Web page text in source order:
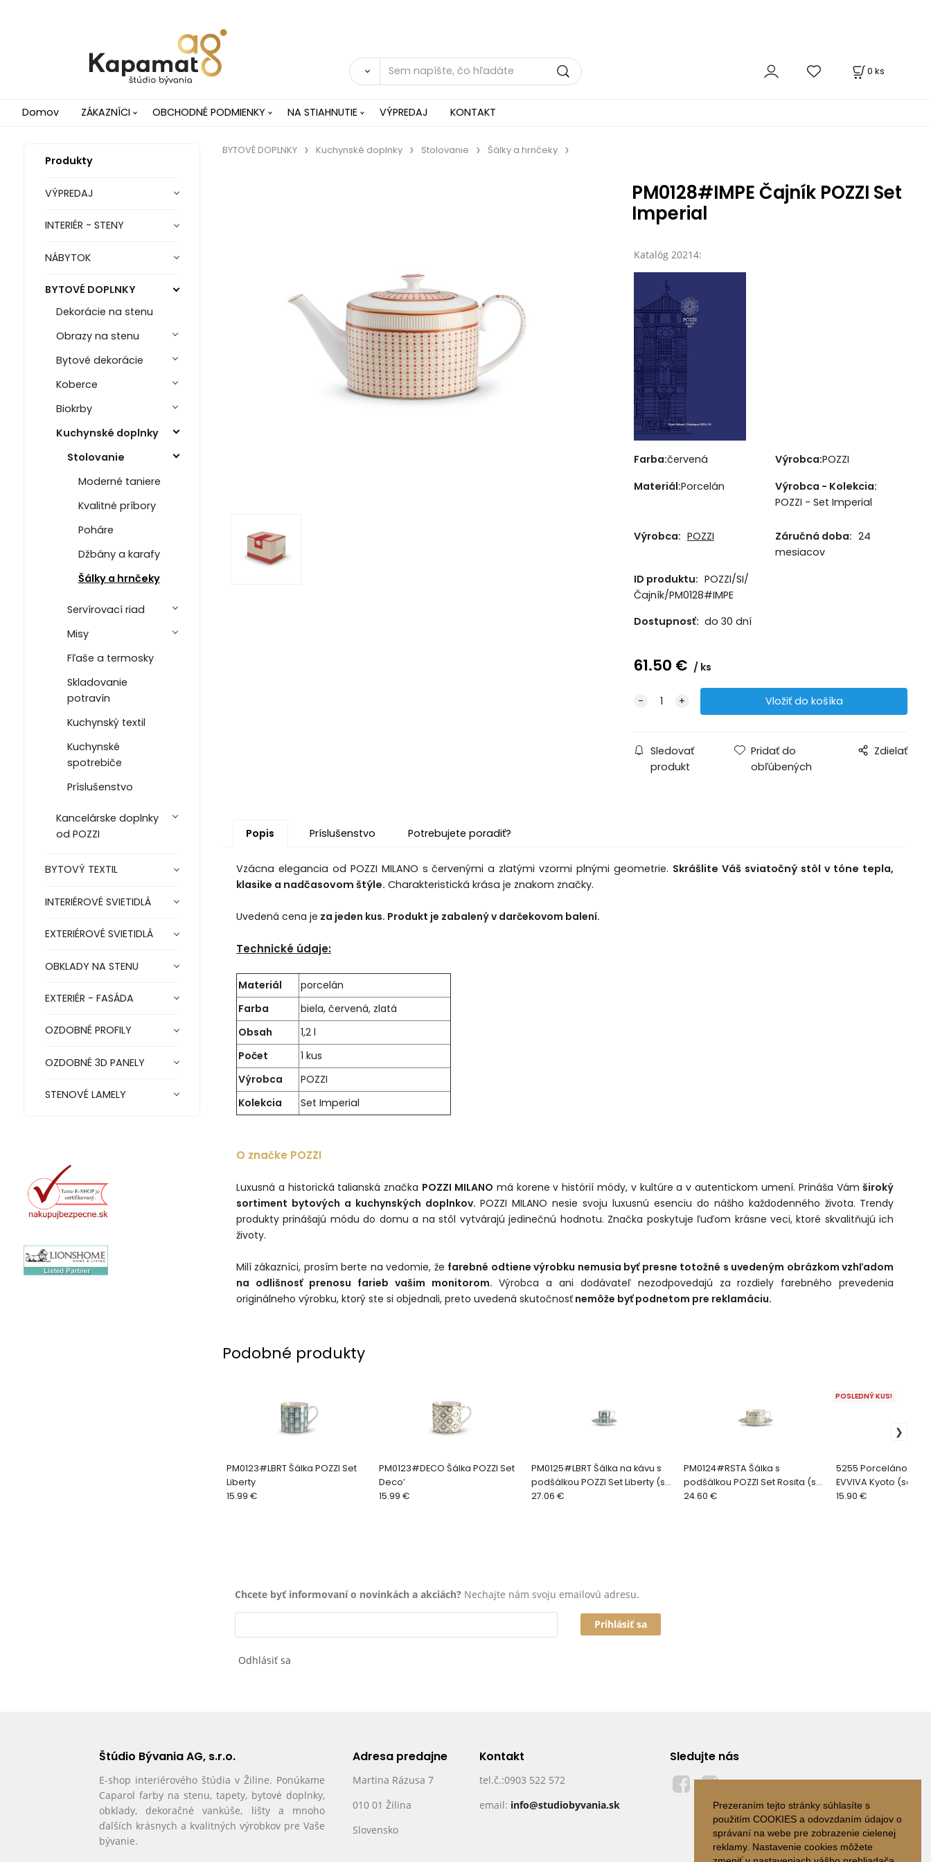
Prezeraním tejto stránky súhlasíte s
použitím COOKIES a odovzdaním údajov o
správaní na webe pre zobrazenie cielenej
reklamy. Nastavenie cookies môžete
0 ks
Domov ZÁKAZNÍCI OBCHODNÉ PODMIENKY NA STIAHNUTIE VÝPREDAJ KONTAKT
Produkty
VÝPREDAJ
INTERIÉR - STENY
NÁBYTOK
BYTOVÉ DOPLNKY
Dekorácie na stenu
Obrazy na stenu
Bytové dekorácie
Koberce
Biokrby
Kuchynské doplnky
Stolovanie
Moderné taniere
Kvalitné príbory
Poháre
Džbány a karafy
Šálky a hrnčeky
Servírovací riad
Misy
Fľaše a termosky
Skladovanie
potravín
Kuchynský textil
Kuchynské
spotrebiče
Príslušenstvo
Kancelárske doplnky
od POZZI
BYTOVÝ TEXTIL
INTERIÉROVÉ SVIETIDLÁ
EXTERIÉROVÉ SVIETIDLÁ
OBKLADY NA STENU
EXTERIÉR - FASÁDA
OZDOBNÉ PROFILY
OZDOBNÉ 3D PANELY
STENOVÉ LAMELY
BYTOVÉ DOPLNKY Kuchynské doplnky Stolovanie Šálky a hrnčeky
PM0128#IMPE Čajník POZZI Set
Imperial
Katalóg 20214:
Farba:červená Výrobca:POZZI
Materiál:Porcelán
Výrobca - Kolekcia:
POZZI - Set Imperial
Výrobca: POZZI Záručná doba: 24
mesiacov
ID produktu: POZZI/SI/
Čajník/PM0128#IMPE
Dostupnosť: do 30 dní
61.50 € ks
Sledovať
produkt
Pridať do
obľúbených
Zdielať
Popis Príslušenstvo Potrebujete poradiť?
Vzácna elegancia od POZZI MILANO s červenými a zlatými vzormi plnými geometrie. Skrášlite Váš sviatočný stôl v tóne tepla,
klasike a nadčasovom štýle. Charakteristická krása je znakom značky.
Uvedená cena je za jeden kus. Produkt je zabalený v darčekovom balení.
Technické údaje:
Materiál
porcelán
Farba
biela, červená, zlatá
Obsah
1,2 l
Počet
1 kus
Výrobca
POZZI
Kolekcia
Set Imperial
O značke POZZI
Luxusná a historická talianská značka POZZI MILANO má korene v histórií módy, v kultúre a v autentickom umení. Prináša Vámširoký
sortiment bytových a kuchynských doplnkov. POZZI MILANO nesie svoju luxusnú esenciu do nášho každodenného života. Trendy
produkty prinášajú módu do domu a na stôl vytvárajú jedinečnú hodnotu. Značka poskytuje ľuďom krásne veci, ktoré skvalitňujú ich
životy.
Milí zákazníci, prosím berte na vedomie, že farebné odtiene výrobku nemusia byť presne totožné s uvedeným obrázkom vzhľadom
na odlišnosť prenosu farieb vašim monitorom. Výrobca a ani dodávateľ nezodpovedajú za rozdiely farebného prevedenia
originálneho výrobku, ktorý ste si objednali, preto uvedená skutočnosťnemôže byť podnetom pre reklamáciu.
Podobné produkty
PM0123#LBRT Šálka POZZI Set
Liberty
15.99 €
PM0123#DECO Šálka POZZI Set
Deco’
15.99 €
PM0125#LBRT Šálka na kávu s
podšálkou POZZI Set Liberty (set
2 ks)
27.06 €
PM0124#RSTA Šálka s
podšálkou POZZI Set Rosita (set
2 ks)
24.60 €
5255 Porcelánové
EVVIVA Kyoto (set 2
POSLEDNÝ KUS!
15.90 €
Chcete byť informovaní o novinkách a akciách? Nechajte nám svoju emailovú adresu.
Prihlásiť sa
Odhlásiť sa
Štúdio Bývania AG, s.r.o.
E-shop interiérového štúdia v Žiline. Ponúkame
Caparol farby na stenu, tapety, bytové doplnky,
obklady, dekoračné vankúše, lišty a mnoho
ďalších krásnych a kvalitných výrobkov pre Vaše
bývanie.
Adresa predajne
Martina Rázusa 7
010 01 Žilina
Slovensko
Kontakt
tel.č.:0903 522 572
email: info@studiobyvania.sk
Sledujte nás